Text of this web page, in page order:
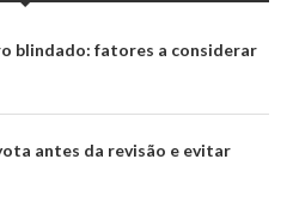
blindado: fatores a considerar
antes da revisão e evitar